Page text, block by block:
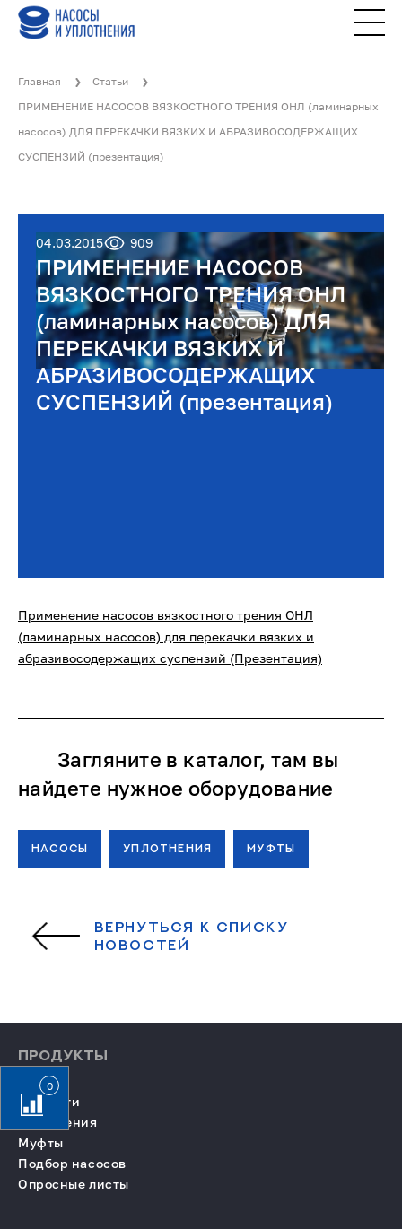
0
Главная
Статьи
ПРИМЕНЕНИЕ НАСОСОВ ВЯЗКОСТНОГО ТРЕНИЯ ОНЛ (ламинарных
насосов) ДЛЯ ПЕРЕКАЧКИ ВЯЗКИХ И АБРАЗИВОСОДЕРЖАЩИХ
СУСПЕНЗИЙ (презентация)
04.03.2015 909
ПРИМЕНЕНИЕ НАСОСОВ
ВЯЗКОСТНОГО ТРЕНИЯ ОНЛ
(ламинарных насосов) ДЛЯ
ПЕРЕКАЧКИ ВЯЗКИХ И
АБРАЗИВОСОДЕРЖАЩИХ
СУСПЕНЗИЙ (презентация)
Применение насосов вязкостного трения ОНЛ
(ламинарных насосов) для перекачки вязких и
абразивосодержащих суспензий (Презентация)
Загляните в каталог, там вы
найдете нужное оборудование
НАСОСЫ УПЛОТНЕНИЯ МУФТЫ
ВЕРНУТЬСЯ К СПИСКУ
НОВОСТЕЙ
ПРОДУКТЫ
Насосы
Запчасти
Уплотнения
Муфты
Подбор насосов
Опросные листы